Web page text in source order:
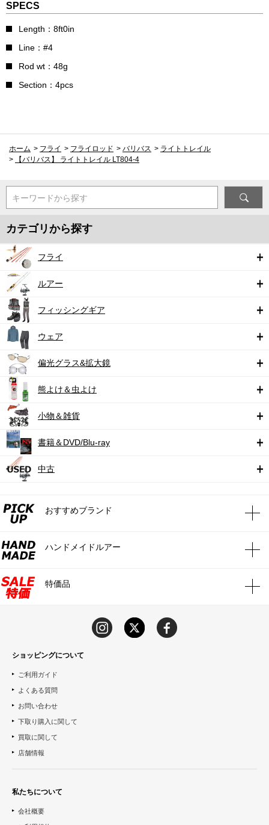
SPECS
Length：8ft0in
Line：#4
Rod wt：48g
Section：4pcs
ホーム > フライ > フライロッド > バリバス > ライトトレイル
>
【バリバス】 ライトトレイル LT804-4
キーワードから探す
カテゴリから探す
フライ
ルアー
フィッシングギア
ウェア
偏光グラス&拡大鏡
熊よけ＆虫よけ
小物＆雑貨
書籍＆DVD/Blu-ray
中古
おすすめブランド
ハンドメイドルアー
特価品
ショッピングについて
ご利用ガイド
よくある質問
お問い合わせ
下取り購入に関して
買取に関して
店舗情報
私たちについて
会社概要